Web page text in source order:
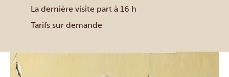
La dernière visite part à 16 h
Tarifs sur demande